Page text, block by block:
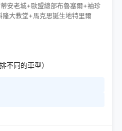
安老城+歐盟總部布魯塞爾+袖珍
大教堂+馬克思誕生地特里爾
不同的車型）